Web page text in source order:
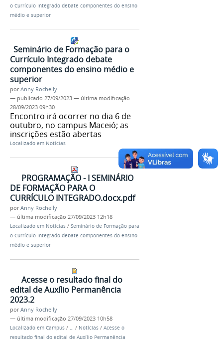
o Currículo Integrado debate componentes do ensino
médio e superior
Seminário de Formação para o
Currículo Integrado debate
componentes do ensino médio e
superior
porAnny Rochelly
— publicado 27/09/2023 — última modificação
28/09/2023 09h30
Encontro irá ocorrer no dia 6 de
outubro, no campus Maceió; as
inscrições estão abertas
Localizado em Notícias
PROGRAMAÇÃO - I SEMINÁRIO
DE FORMAÇÃO PARA O
CURRÍCULO INTEGRADO.docx.pdf
porAnny Rochelly
— última modificação 27/09/2023 12h18
Localizado em Notícias / Seminário de Formação para
o Currículo Integrado debate componentes do ensino
médio e superior
Acesse o resultado final do
edital de Auxílio Permanência
2023.2
porAnny Rochelly
— última modificação 27/09/2023 10h58
Localizado em Campus / … / Notícias / Acesse o
resultado final do edital de Auxílio Permanência